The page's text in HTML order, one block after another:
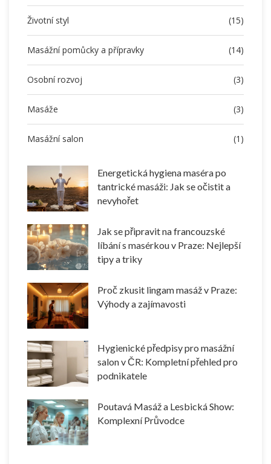
Životní styl (15)
Masážní pomůcky a přípravky (14)
Osobní rozvoj (3)
Masáže (3)
Masážní salon (1)
Energetická hygiena maséra po
tantrické masáži: Jak se očistit a
nevyhořet
Jak se připravit na francouzské
líbání s masérkou v Praze: Nejlepší
tipy a triky
Proč zkusit lingam masáž v Praze:
Výhody a zajímavosti
Hygienické předpisy pro masážní
salon v ČR: Kompletní přehled pro
podnikatele
Poutavá Masáž a Lesbická Show:
Komplexní Průvodce